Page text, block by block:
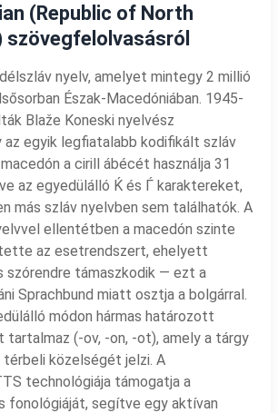
(Republic of North
szövegfelolvasásról
nyelv, amelyet mintegy 2 millió
Észak-Macedóniában. 1945-
Blaže Koneski nyelvész
egyik legfiatalabb kodifikált szláv
a cirill ábécét használja 31
az egyedülálló Ќ és Ѓ karaktereket,
más szláv nyelvben sem találhatók. A
ellentétben a macedón szinte
az esetrendszert, ehelyett
szórendre támaszkodik — ezt a
Sprachbund miatt osztja a bolgárral.
módon hármas határozott
tartalmaz (-ov, -on, -ot), amely a tárgy
közelségét jelzi. A
technológiája támogatja a
fonológiáját, segítve egy aktívan